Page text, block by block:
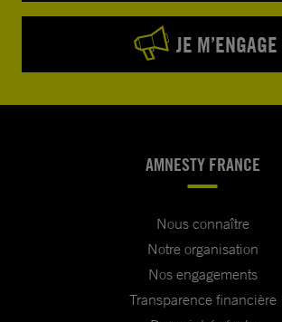
JE M’ENGAGE
AMNESTY FRANCE
Nous connaître
Notre organisation
Nos engagements
Transparence financière